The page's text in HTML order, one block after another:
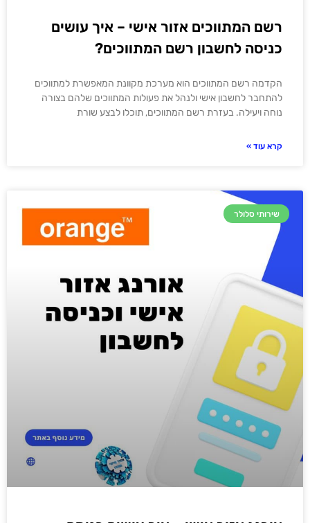
רשם המתווכים אזור אישי – איך עושים
כניסה לחשבון רשם המתווכים?
הקדמה רשם המתווכים הוא מערכת מקוונת המאפשרת למתווכים
להתחבר לחשבון אישי ולנהל את פעולות המתווכים שלהם בצורה
נוחה ויעילה. בעזרת רשם המתווכים, תוכלו לבצע שורת
קרא עוד »
שירותי סלולר